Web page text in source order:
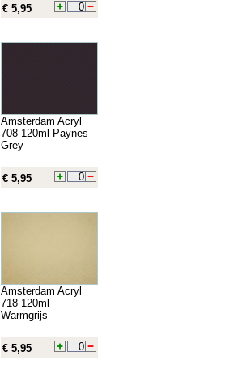
€ 5,95
Amsterdam Acryl
708 120ml Paynes
Grey
€ 5,95
Amsterdam Acryl
718 120ml
Warmgrijs
€ 5,95